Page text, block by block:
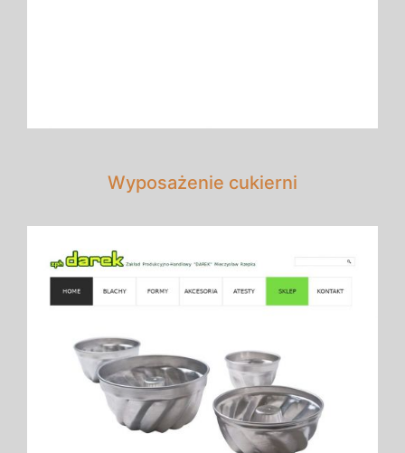
Wyposażenie cukierni